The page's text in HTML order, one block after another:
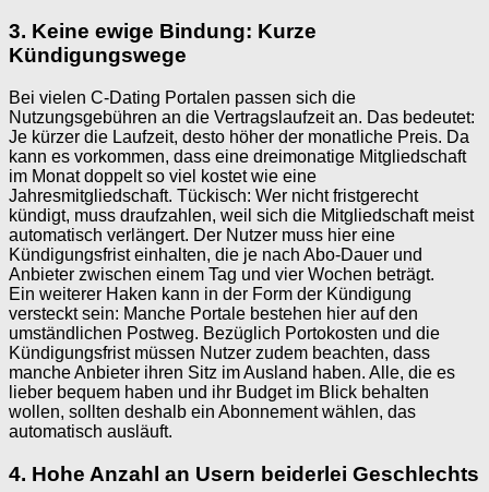
3. Keine ewige Bindung: Kurze
Kündigungswege
Bei vielen C-Dating Portalen passen sich die
Nutzungsgebühren an die Vertragslaufzeit an. Das bedeutet:
Je kürzer die Laufzeit, desto höher der monatliche Preis. Da
kann es vorkommen, dass eine dreimonatige Mitgliedschaft
im Monat doppelt so viel kostet wie eine
Jahresmitgliedschaft. Tückisch: Wer nicht fristgerecht
kündigt, muss draufzahlen, weil sich die Mitgliedschaft meist
automatisch verlängert. Der Nutzer muss hier eine
Kündigungsfrist einhalten, die je nach Abo-Dauer und
Anbieter zwischen einem Tag und vier Wochen beträgt.
Ein weiterer Haken kann in der Form der Kündigung
versteckt sein: Manche Portale bestehen hier auf den
umständlichen Postweg. Bezüglich Portokosten und die
Kündigungsfrist müssen Nutzer zudem beachten, dass
manche Anbieter ihren Sitz im Ausland haben. Alle, die es
lieber bequem haben und ihr Budget im Blick behalten
wollen, sollten deshalb ein Abonnement wählen, das
automatisch ausläuft.
4. Hohe Anzahl an Usern beiderlei Geschlechts